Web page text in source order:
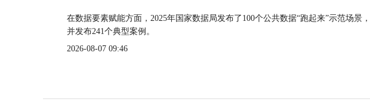
在数据要素赋能方面，2025年国家数据局发布了100个公共数据“跑起来”示范场景
并发布241个典型案例。
2026-08-07 09:46